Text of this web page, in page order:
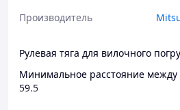
Производитель
Рулевая тяга для вилочного
Минимальное расстояние между
59.5